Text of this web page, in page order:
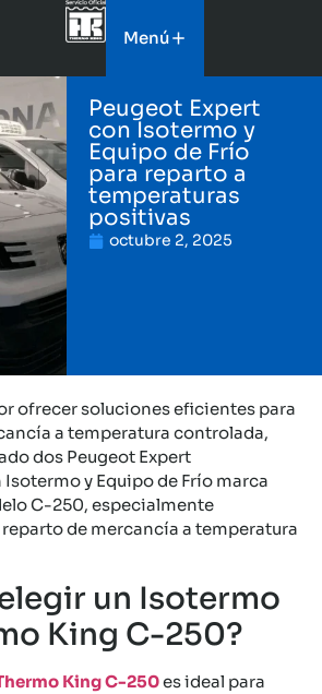
Menú
Peugeot Expert
con Isotermo y
Equipo de Frío
para reparto a
temperaturas
positivas
octubre 2, 2025
ofrecer soluciones eficientes para
a temperatura controlada,
dos Peugeot Expert
y Equipo de Frío marca
C-250, especialmente
de mercancía a temperatura
un Isotermo
King C-250?
King C-250es ideal para